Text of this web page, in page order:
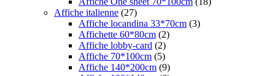
Affiche italienne (27)
Affiche locandina 33*70cm (3)
Affichette 60*80cm (2)
Affiche lobby-card (2)
Affiche 70*100cm (5)
Affiche 140*200cm (9)